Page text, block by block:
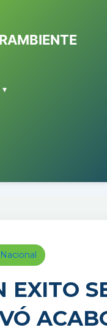
▾
EXITO